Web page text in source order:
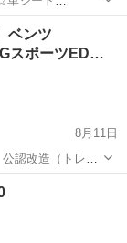
す。 ノークレー
スベンツ
ベンツ
スポーツED…
8月11日
認改造（トレッ
ジタルインナーミ
。 走行距離：